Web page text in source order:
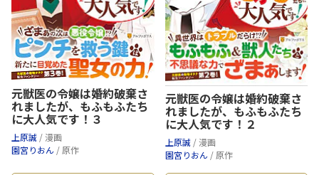
元獣医の令嬢は婚約破棄さ
れましたが、もふもふたち
に大人気です！３
上原誠 / 漫画
園宮りおん / 原作
元獣医の令嬢は婚約破棄さ
れましたが、もふもふたち
に大人気です！２
上原誠 / 漫画
園宮りおん / 原作